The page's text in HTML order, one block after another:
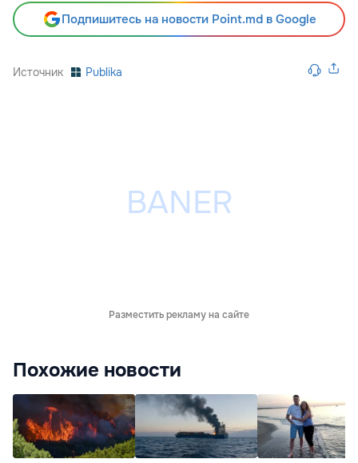
Подпишитесь на новости Point.md в Google
Источник Publika
Разместить рекламу на сайте
Похожие новости